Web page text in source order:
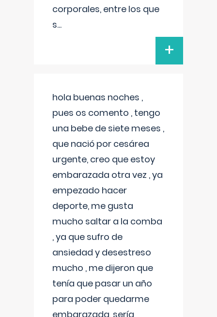
corporales, entre los que
s...
+
hola buenas noches ,
pues os comento , tengo
una bebe de siete meses ,
que nació por cesárea
urgente, creo que estoy
embarazada otra vez , ya
empezado hacer
deporte, me gusta
mucho saltar a la comba
, ya que sufro de
ansiedad y desestreso
mucho , me dijeron que
tenía que pasar un año
para poder quedarme
embarazada, sería